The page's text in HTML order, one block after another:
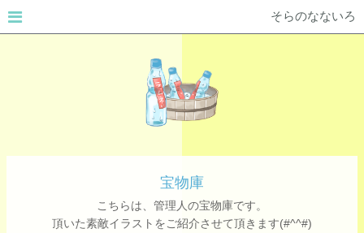
そらのなないろ
宝物庫
こちらは、管理人の宝物庫です。
頂いた素敵イラストをご紹介させて頂きます(#^^#)